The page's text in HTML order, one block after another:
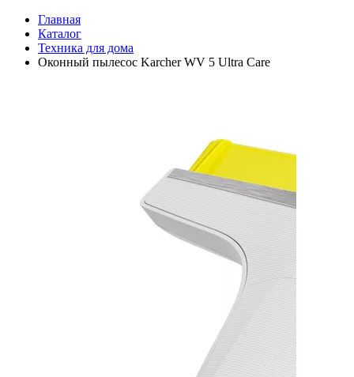
Главная
Каталог
Техника для дома
Оконный пылесос Karcher WV 5 Ultra Care